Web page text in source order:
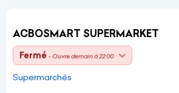
ACBOSMART SUPERMARKET
Fermé - Ouvre demain à 22:00
Supermarchés